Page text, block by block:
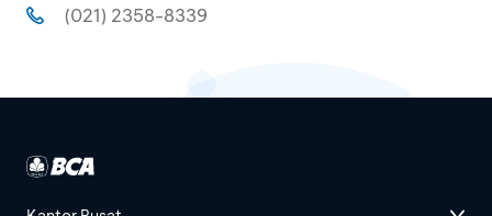
(021) 2358-8339